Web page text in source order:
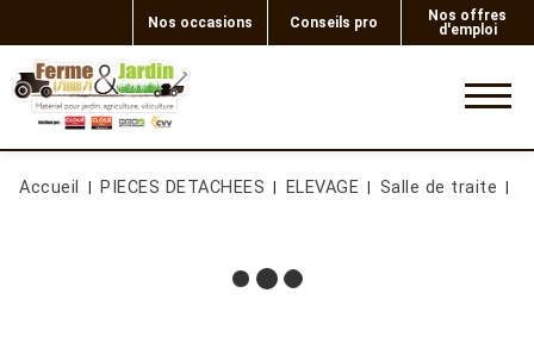
Nos occasions Conseils pro
Nos offres
d'emploi
Accueil PIECES DETACHEES ELEVAGE Salle de traite